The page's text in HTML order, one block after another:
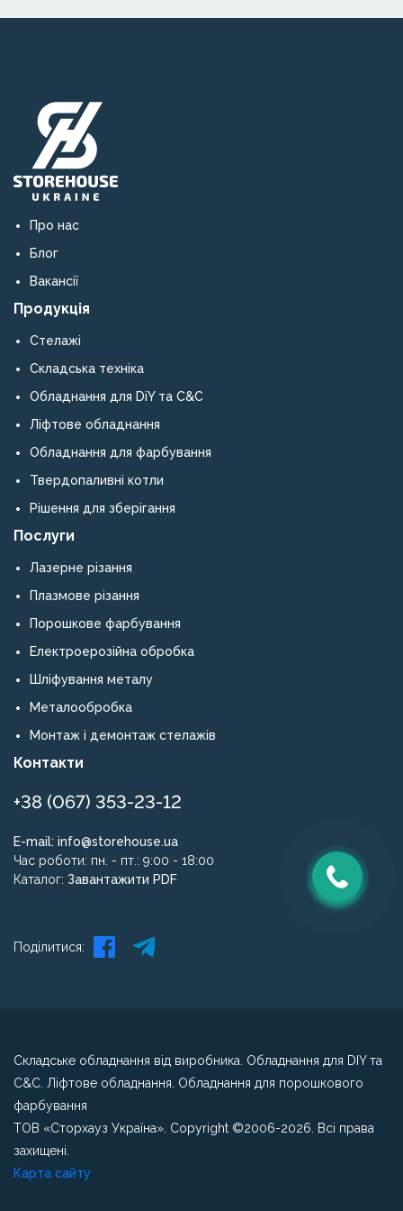
обладнання.
Про нас
Блог
Вакансії
Продукція
Стелажі
Складська техніка
Обладнання для DiY та C&C
Ліфтове обладнання
Обладнання для фарбування
Твердопаливні котли
Рішення для зберігання
Послуги
Лазерне різання
Плазмове різання
Порошкове фарбування
Електроерозійна обробка
Шліфування металу
Металообробка
Монтаж і демонтаж стелажів
Контакти
+38 (067) 353-23-12
E-mail: info@storehouse.ua
Час роботи: пн. - пт.: 9:00 - 18:00
Каталог: Завантажити PDF
Поділитися:
Складське обладнання від виробника. Обладнання для DIY та
C&C. Ліфтове обладнання. Обладнання для порошкового
фарбування
ТОВ «Сторхауз Україна». Copyright ©2006-2026. Всі права
захищені.
Карта сайту